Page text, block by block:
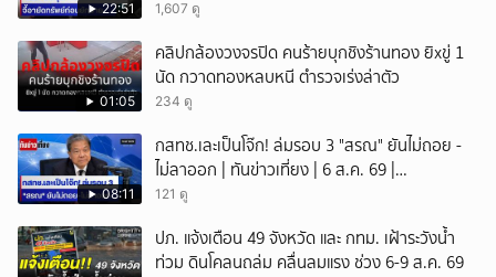
22:51 1,607 ดู
01:05
คลิปกล้องวงจรปิด คนร้ายบุกชิงร้านทอง ยิxขู่ 1
นัด กวาดทองหลบหนี ตำรวจเร่งล่าตัว
234 ดู
08:11
กสทช.เละเป็นโจ๊ก! ล่มรอบ 3 "สรณ" ยันไม่ถอย -
ไม่ลาออก | ทันข่าวเที่ยง | 6 ส.ค. 69 |
NationTV22
121 ดู
ปภ. แจ้งเตือน 49 จังหวัด และ กทม. เฝ้าระวังน้ำ
ท่วม ดินโคลนถล่ม คลื่นลมแรง ช่วง 6-9 ส.ค. 69